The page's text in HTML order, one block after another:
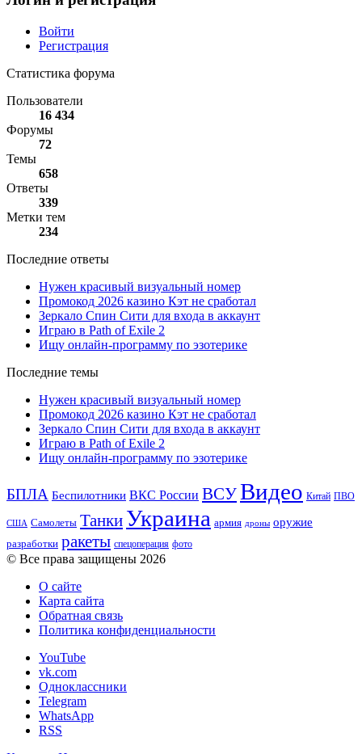
Войти
Регистрация
Статистика форума
Пользователи
16 434
Форумы
72
Темы
658
Ответы
339
Метки тем
234
Последние ответы
Нужен красивый визуальный номер
Промокод 2026 казино Кэт не сработал
Зеркало Спин Сити для входа в аккаунт
Играю в Path of Exile 2
Ищу онлайн-программу по эзотерике
Последние темы
Нужен красивый визуальный номер
Промокод 2026 казино Кэт не сработал
Зеркало Спин Сити для входа в аккаунт
Играю в Path of Exile 2
Ищу онлайн-программу по эзотерике
БПЛА Беспилотники ВКС России ВСУВидео Китай ПВО
США Самолеты Танки Украина армия дроны оружие
разработки ракеты спецоперация фото
© Все права защищены 2026
О сайте
Карта сайта
Обратная связь
Политика конфиденциальности
YouTube
vk.com
Одноклассники
Telegram
WhatsApp
RSS